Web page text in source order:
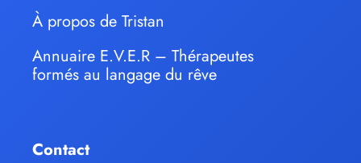
À propos de Tristan
Annuaire E.V.E.R – Thérapeutes
formés au langage du rêve
Contact